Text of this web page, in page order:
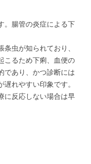
。腸管の炎症による下
虫が知られており、
こるため下痢、血便の
であり、かつ診断には
れやすい印象です。
に反応しない場合は早